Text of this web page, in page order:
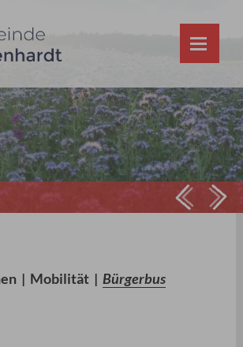
Prev
| Mobilität| Bürgerbus